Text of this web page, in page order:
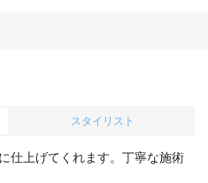
スタイリスト
仕上げてくれます。丁寧な施術